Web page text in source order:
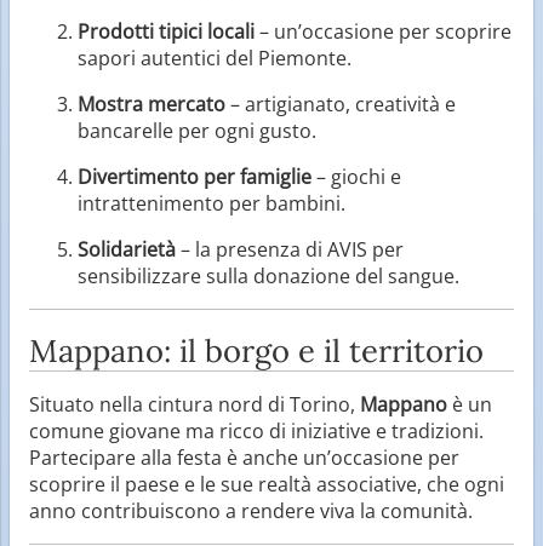
Prodotti tipici locali– un’occasione per scoprire
sapori autentici del Piemonte.
Mostra mercato– artigianato, creatività e
bancarelle per ogni gusto.
Divertimento per famiglie– giochi e
intrattenimento per bambini.
Solidarietà– la presenza di AVIS per
sensibilizzare sulla donazione del sangue.
Mappano: il borgo e il territorio
Situato nella cintura nord di Torino, Mappano è un
comune giovane ma ricco di iniziative e tradizioni.
Partecipare alla festa è anche un’occasione per
scoprire il paese e le sue realtà associative, che ogni
anno contribuiscono a rendere viva la comunità.